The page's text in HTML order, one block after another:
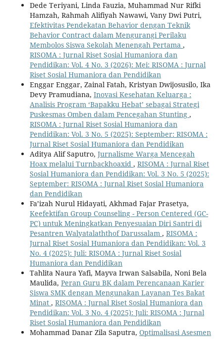
Dede Teriyani, Linda Fauzia, Muhammad Nur Rifki
Hamzah, Rahmah Alifiyah Nawawi, Vany Dwi Putri,
Efektivitas Pendekatan Behavior dengan Teknik
Behavior Contract dalam Mengurangi Perilaku
Membolos Siswa Sekolah Menengah Pertama ,
RISOMA : Jurnal Riset Sosial Humaniora dan
Pendidikan: Vol. 4 No. 3 (2026): Mei: RISOMA : Jurnal
Riset Sosial Humaniora dan Pendidikan
Enggar Enggar, Zainal Fatah, Kristyan Dwijosusilo, Ika
Devy Pramudiana, Inovasi Kesehatan Keluarga :
Analisis Program ‘Bapakku Hebat’ sebagai Strategi
Puskesmas Omben dalam Pencegahan Stunting ,
RISOMA : Jurnal Riset Sosial Humaniora dan
Pendidikan: Vol. 3 No. 5 (2025): September: RISOMA :
Jurnal Riset Sosial Humaniora dan Pendidikan
Aditya Alif Saputro, Jurnalisme Warga Mencegah
Hoax melalui Turnbackhoaxid , RISOMA : Jurnal Riset
Sosial Humaniora dan Pendidikan: Vol. 3 No. 5 (2025):
September: RISOMA : Jurnal Riset Sosial Humaniora
dan Pendidikan
Fa’izah Nurul Hidayati, Akhmad Fajar Prasetya,
Keefektifan Group Counseling - Person Centered (GC-
PC) untuk Meningkatkan Penyesuaian Diri Santri di
Pesantren Walyatalaththof Darussalam , RISOMA :
Jurnal Riset Sosial Humaniora dan Pendidikan: Vol. 3
No. 4 (2025): Juli: RISOMA : Jurnal Riset Sosial
Humaniora dan Pendidikan
Tahlita Naura Yafi, Mayva Irwan Salsabila, Noni Bela
Maulida, Peran Guru BK dalam Perencanaan Karier
Siswa SMK dengan Mengunakan Layanan Tes Bakat
Minat , RISOMA : Jurnal Riset Sosial Humaniora dan
Pendidikan: Vol. 3 No. 4 (2025): Juli: RISOMA : Jurnal
Riset Sosial Humaniora dan Pendidikan
Mohammad Danar Zila Saputra, Optimalisasi Asesmen